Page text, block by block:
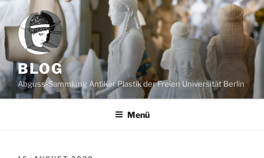
Zum
Inhalt
springen
BLOG
Abguss-Sammlung Antiker Plastik der Freien Universität Berlin
Menü